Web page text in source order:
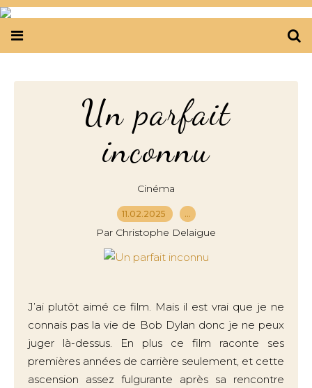
Un parfait
inconnu
Cinéma
11.02.2025 …
Par Christophe Delaigue
J’ai plutôt aimé ce film. Mais il est vrai que je ne
connais pas la vie de Bob Dylan donc je ne peux
juger là-dessus. En plus ce film raconte ses
premières années de carrière seulement, et cette
ascension assez fulgurante après sa rencontre